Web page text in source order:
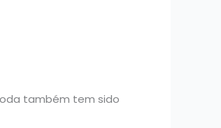
também tem sido